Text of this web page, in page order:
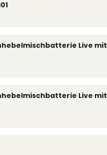
Live mit
Live mit